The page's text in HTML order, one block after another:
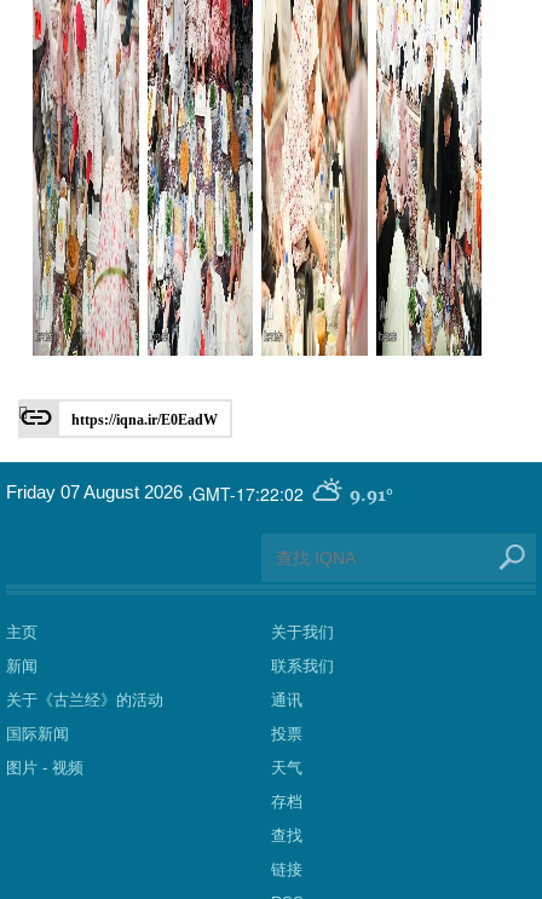
https://iqna.ir/E0EadW
GMT-17:22:02 9.91°
Friday 07 August 2026 ,
主页
新闻
关于《古兰经》的活动
国际新闻
图片 - 视频
关于我们
联系我们
通讯
投票
天气
存档
查找
链接